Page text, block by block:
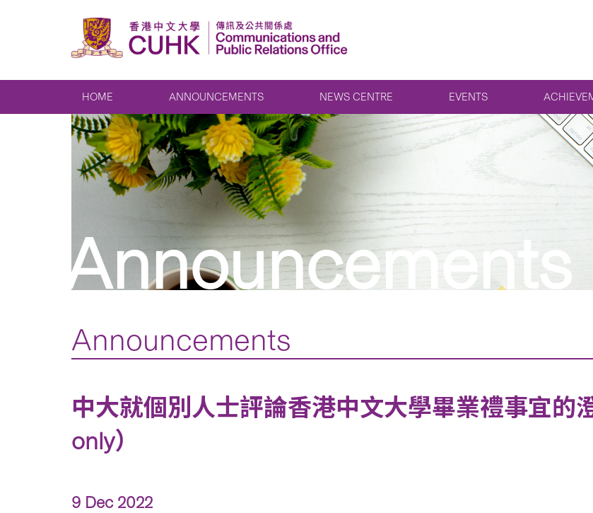
HOME ANNOUNCEMENTS NEWS CENTRE EVENTS
Announcements
Announcements
中大就個別人士評論香港中文大學畢業禮事宜的
only）
9 Dec 2022